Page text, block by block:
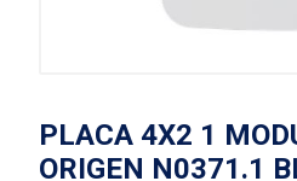
PLACA 4X2 1
ORIGEN N0371.1